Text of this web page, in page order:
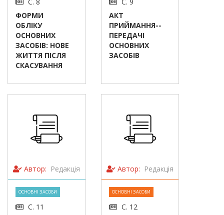
ФОРМИ
ОБЛІКУ
ОСНОВНИХ
ЗАСОБІВ: НОВЕ
ЖИТТЯ ПІСЛЯ
СКАСУВАННЯ
АКТ
ПРИЙМАННЯ-­
ПЕРЕДАЧІ
ОСНОВНИХ
ЗАСОБІВ
Автор: Редакція
ОСНОВНІ ЗАСОБИ
С. 11
Автор: Редакція
ОСНОВНІ ЗАСОБИ
С. 12